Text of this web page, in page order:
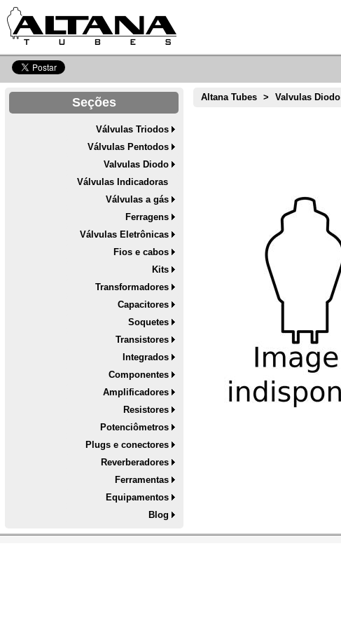
Seções
Válvulas Triodos
Válvulas Pentodos
Valvulas Diodo
Válvulas Indicadoras
Válvulas a gás
Ferragens
Válvulas Eletrônicas
Fios e cabos
Kits
Transformadores
Capacitores
Soquetes
Transistores
Integrados
Componentes
Amplificadores
Resistores
Potenciômetros
Plugs e conectores
Reverberadores
Ferramentas
Equipamentos
Blog
Altana Tubes > Valvulas Diodo